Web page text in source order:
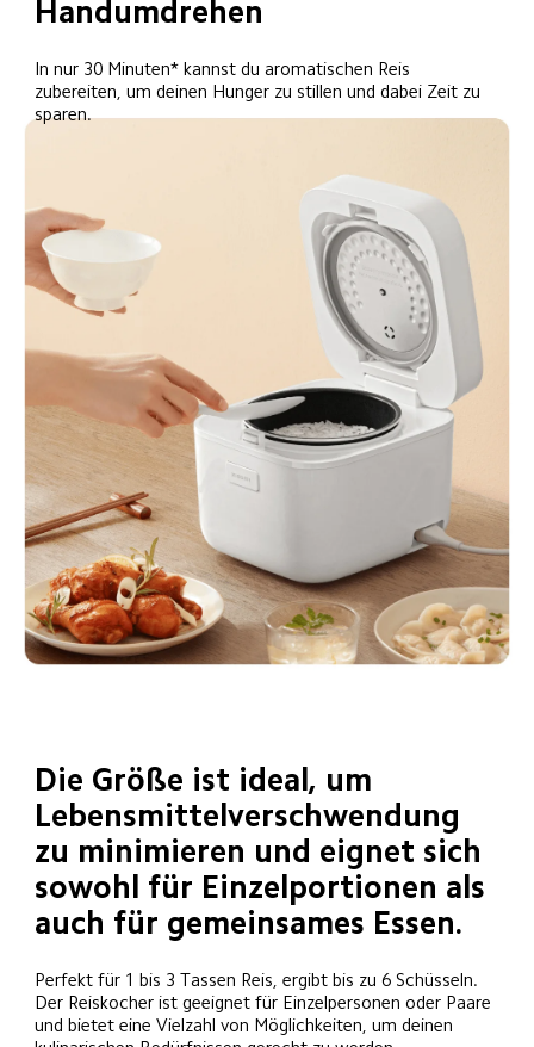
Handumdrehen
In nur 30 Minuten* kannst du aromatischen Reis
zubereiten, um deinen Hunger zu stillen und dabei Zeit zu
sparen.
Die Größe ist ideal, um
Lebensmittelverschwendung
zu minimieren und eignet sich
sowohl für Einzelportionen als
auch für gemeinsames Essen.
Perfekt für 1 bis 3 Tassen Reis, ergibt bis zu 6 Schüsseln.
Der Reiskocher ist geeignet für Einzelpersonen oder Paare
und bietet eine Vielzahl von Möglichkeiten, um deinen